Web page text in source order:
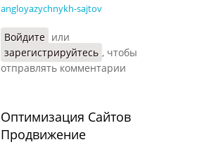
angloyazychnykh-sajtov
Войдите или
зарегистрируйтесь , чтобы
отправлять комментарии
Оптимизация Сайтов
Продвижение